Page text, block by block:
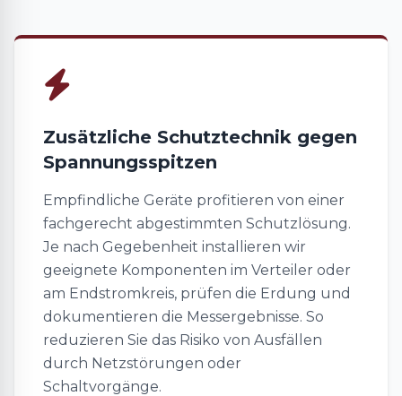
Zusätzliche Schutztechnik gegen
Spannungsspitzen
Empfindliche Geräte profitieren von einer
fachgerecht abgestimmten Schutzlösung.
Je nach Gegebenheit installieren wir
geeignete Komponenten im Verteiler oder
am Endstromkreis, prüfen die Erdung und
dokumentieren die Messergebnisse. So
reduzieren Sie das Risiko von Ausfällen
durch Netzstörungen oder
Schaltvorgänge.